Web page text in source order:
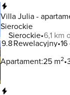
Villa Julia -
Sierockie
Sierockie 6,1 km
9.8Rewelacyjny
Apartament:25 m2